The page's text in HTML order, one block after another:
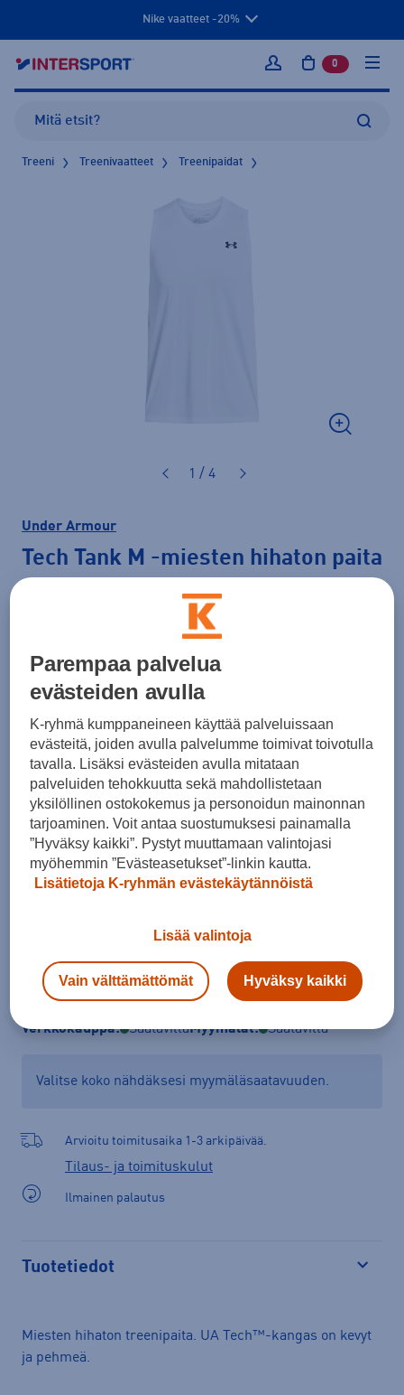
Nike vaatteet -20%
Kirjaudu sisään
0 tuotetta
Treeni Treenivaatteet Treenipaidat
1 / 4
Under Armour
Tech Tank M -miesten hihaton paita
Koko
XS S M L XL XXL
4XL
Kokotaulukko
Tarkista saatavuus ja tilaa myymälästä
Verkkokauppa: SaatavillaMyymälät: Saatavilla
Valitse koko nähdäksesi myymäläsaatavuuden.
Arvioitu toimitusaika 1-3 arkipäivää.
Tilaus- ja toimituskulut
Ilmainen palautus
Tuotetiedot
Miesten hihaton treenipaita. UA Tech™-kangas on kevyt
ja pehmeä.
Parempaa palvelua
evästeiden avulla
K-ryhmä kumppaneineen käyttää palveluissaan
evästeitä, joiden avulla palvelumme toimivat toivotulla
tavalla. Lisäksi evästeiden avulla mitataan
palveluiden tehokkuutta sekä mahdollistetaan
yksilöllinen ostokokemus ja personoidun mainonnan
tarjoaminen. Voit antaa suostumuksesi painamalla
”Hyväksy kaikki”. Pystyt muuttamaan valintojasi
myöhemmin ”Evästeasetukset”-linkin kautta.
Lisätietoja K-ryhmän evästekäytännöistä
Lisää valintoja
Vain välttämättömät Hyväksy kaikki